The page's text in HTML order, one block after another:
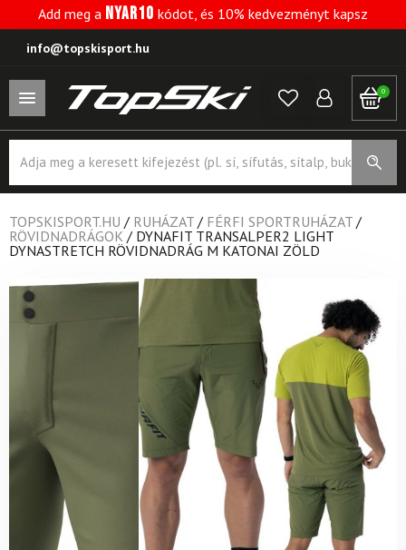
Add meg a NYAR10 kódot, és 10% kedvezményt kapsz
info@topskisport.hu
0
search
TOPSKISPORT.HU / RUHÁZAT / FÉRFI SPORTRUHÁZAT /
RÖVIDNADRÁGOK / DYNAFIT TRANSALPER2 LIGHT
DYNASTRETCH RÖVIDNADRÁG M KATONAI ZÖLD